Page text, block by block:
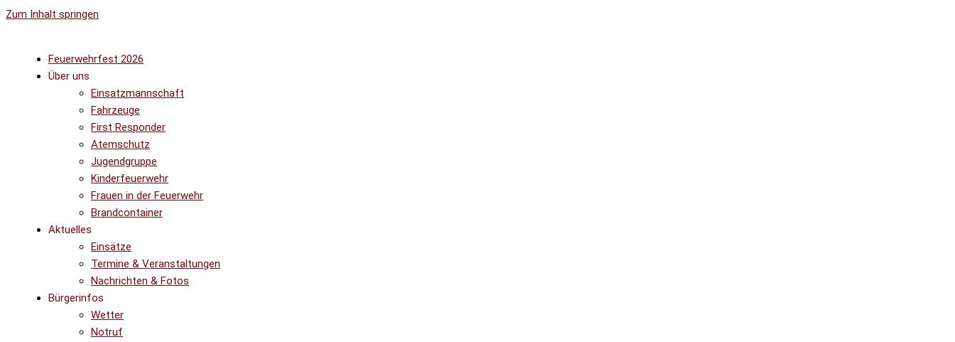
Zum Inhalt springen
Feuerwehrfest 2026
Über uns
Einsatzmannschaft
Fahrzeuge
First Responder
Atemschutz
Jugendgruppe
Kinderfeuerwehr
Frauen in der Feuerwehr
Brandcontainer
Aktuelles
Einsätze
Termine & Veranstaltungen
Nachrichten & Fotos
Bürgerinfos
Wetter
Notruf